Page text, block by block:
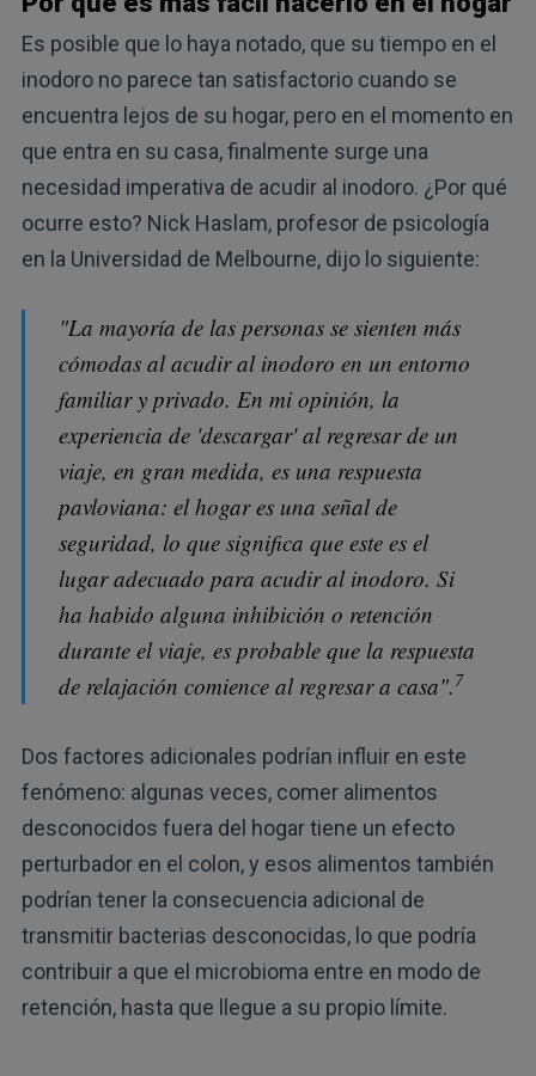
Es posible que lo haya notado, que su tiempo en el
inodoro no parece tan satisfactorio cuando se
encuentra lejos de su hogar, pero en el momento en
que entra en su casa, finalmente surge una
necesidad imperativa de acudir al inodoro. ¿Por qué
ocurre esto? Nick Haslam, profesor de psicología
en la Universidad de Melbourne, dijo lo siguiente:
"La mayoría de las personas se sienten más
cómodas al acudir al inodoro en un entorno
familiar y privado. En mi opinión, la
experiencia de 'descargar' al regresar de un
viaje, en gran medida, es una respuesta
pavloviana: el hogar es una señal de
seguridad, lo que significa que este es el
lugar adecuado para acudir al inodoro. Si
ha habido alguna inhibición o retención
durante el viaje, es probable que la respuesta
de relajación comience al regresar a casa".7
Dos factores adicionales podrían influir en este
fenómeno: algunas veces, comer alimentos
desconocidos fuera del hogar tiene un efecto
perturbador en el colon, y esos alimentos también
podrían tener la consecuencia adicional de
transmitir bacterias desconocidas, lo que podría
contribuir a que el microbioma entre en modo de
retención, hasta que llegue a su propio límite.